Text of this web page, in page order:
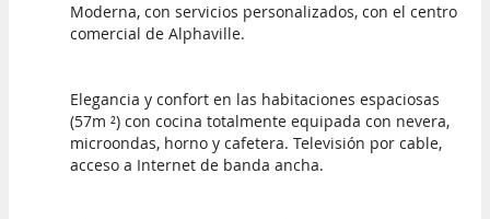
Moderna, con servicios personalizados, con el centro
comercial de Alphaville.
Elegancia y confort en las habitaciones espaciosas
(57m ²) con cocina totalmente equipada con nevera,
microondas, horno y cafetera. Televisión por cable,
acceso a Internet de banda ancha.